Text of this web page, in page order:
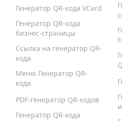
Генератор QR-кода VCard
Генератор QR-кода
бизнес-страницы
Ссылка на генератор QR-
кода
Меню Генератор QR-
кода
PDF-генератор QR-кодов
Генератор QR-кода